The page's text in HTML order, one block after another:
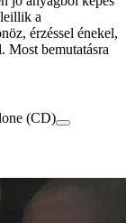
a
érzéssel énekel,
Most bemutatásra
(CD)